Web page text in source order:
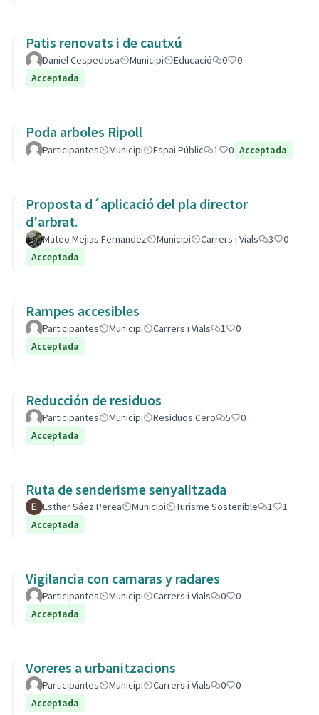
Patis renovats i de cautxú
Daniel Cespedosa Municipi Educació 0
0
Acceptada
Poda arboles Ripoll
Participantes Municipi Espai Públic 1 0 Acceptada
Proposta d´aplicació del pla director
d'arbrat.
Mateo Mejias Fernandez Municipi Carrers i Vials 3
0
Acceptada
Rampes accesibles
Participantes Municipi Carrers i Vials 1
0
Acceptada
Reducción de residuos
Participantes Municipi Residuos Cero 5
0
Acceptada
Ruta de senderisme senyalitzada
Esther Sáez Perea Municipi Turisme Sostenible 1
1
Acceptada
Vigilancia con camaras y radares
Participantes Municipi Carrers i Vials 0
0
Acceptada
Voreres a urbanitzacions
Participantes Municipi Carrers i Vials 0
0
Acceptada